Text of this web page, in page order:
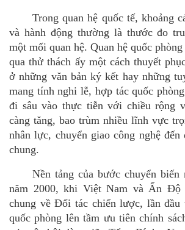
Trong quan hệ quốc tế, khoảng
và hành động thường là thước đo
một mối quan hệ. Quan hệ quốc
qua thử thách ấy một cách thuyết
ở những văn bản ký kết hay những
mang tính nghi lễ, hợp tác quốc
đi sâu vào thực tiễn với chiều rộng
càng tăng, bao trùm nhiều lĩnh vực
nhân lực, chuyển giao công nghệ đến
chung.
Nền tảng của bước chuyển biến
năm 2000, khi Việt Nam và Ấn Độ
chung về Đối tác chiến lược, lần đầu
quốc phòng lên tầm ưu tiên chính